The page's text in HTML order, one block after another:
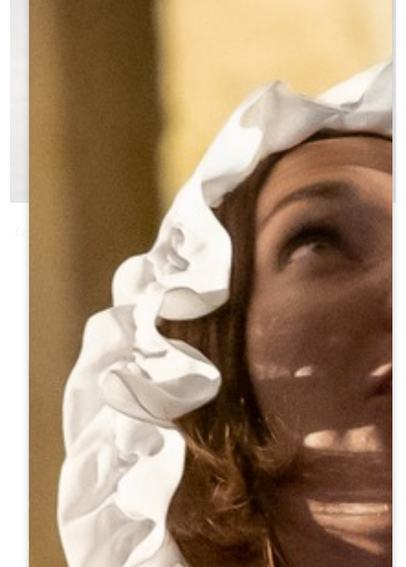
Le terroir correspond à l’ensemble des terres d’une région qui
donnent au produit cultivé sur celles-ci une certaine
singularité.